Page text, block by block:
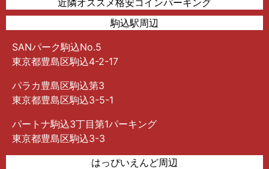
近隣オススメ格安コインパーキング
駒込駅周辺
SANパーク駒込No.5
東京都豊島区駒込4-2-17
パラカ豊島区駒込第3
東京都豊島区駒込3-5-1
パートナ駒込3丁目第1パーキング
東京都豊島区駒込3-3
はっぴいえんど周辺